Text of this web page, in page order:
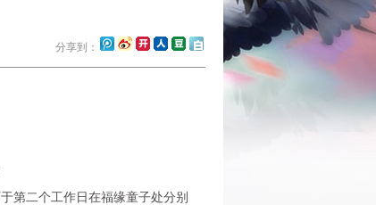
分享到：
第二个工作日在福缘童子处分别